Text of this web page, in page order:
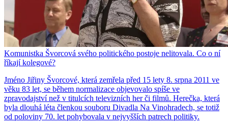
Komunistka Švorcová svého politického postoje nelitovala. Co o ní
říkají kolegové?
Jméno Jiřiny Švorcové, která zemřela před 15 lety 8. srpna 2011 ve
věku 83 let, se během normalizace objevovalo spíše ve
zpravodajství než v titulcích televizních her či filmů. Herečka, která
byla dlouhá léta členkou souboru Divadla Na Vinohradech, se totiž
od poloviny 70. let pohybovala v nejvyšších patrech politiky.